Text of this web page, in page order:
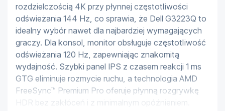
rozdzielczością 4K przy płynnej częstotliwości
odświeżania 144 Hz, co sprawia, że Dell G3223Q to
idealny wybór nawet dla najbardziej wymagających
graczy. Dla konsol, monitor obsługuje częstotliwość
odświeżania 120 Hz, zapewniając znakomitą
wydajność. Szybki panel IPS z czasem reakcji 1 ms
GTG eliminuje rozmycie ruchu, a technologia AMD
FreeSync™ Premium Pro oferuje płynną rozgrywkę
HDR bez zakłóceń i z minimalnym opóźnieniem.